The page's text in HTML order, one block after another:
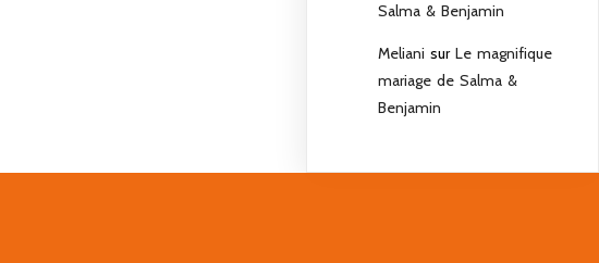
Salma & Benjamin
Meliani surLe magnifique
mariage de Salma &
Benjamin